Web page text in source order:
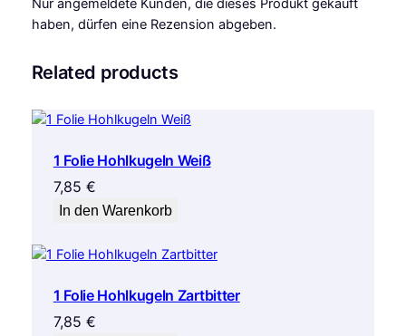
Nur angemeldete Kunden, die dieses Produkt gekauft
haben, dürfen eine Rezension abgeben.
Related products
1 Folie Hohlkugeln Weiß
7,85 €
In den Warenkorb
1 Folie Hohlkugeln Zartbitter
7,85 €